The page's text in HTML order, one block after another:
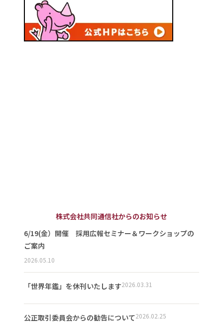
株式会社共同通信社からのお知らせ
6/19(金）開催 採用広報セミナー＆ワークショップの
ご案内
2026.05.10
「世界年鑑」を休刊いたします2026.03.31
公正取引委員会からの勧告について2026.02.25